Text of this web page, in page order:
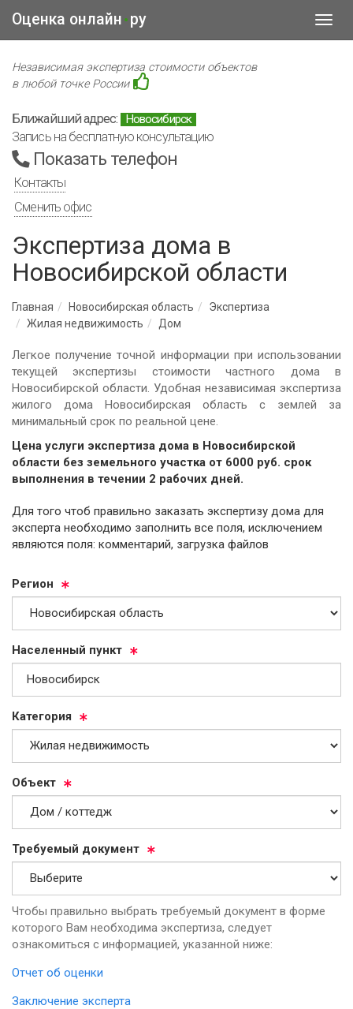
Оценка онлайн • ру
Независимая экспертиза стоимости объектов
в любой точке России
Ближайший адрес: Новосибирск
Запись на бесплатную консультацию
Показать телефон
Контакты
Сменить офис
Экспертиза дома в
Новосибирской области
Главная Новосибирская область
Экспертиза
Жилая недвижимость
Дом
Легкое получение точной информации при использовании
текущей экспертизы стоимости частного дома в
Новосибирской области. Удобная независимая экспертиза
жилого дома Новосибирская область с землей за
минимальный срок по реальной цене.
Цена услуги экспертиза дома в Новосибирской
области без земельного участка от 6000 руб. cрок
выполнения в течении 2 рабочих дней.
Для того чтоб правильно заказать экспертизу дома для
эксперта необходимо заполнить все поля, исключением
являются поля: комментарий, загрузка файлов
Ре­ги­он
На­се­лен­ный пункт
Ка­те­го­рия
Объ­ект
Тре­бу­емый до­ку­мент
Чтобы правильно выбрать требуемый документ в форме
которого Вам необходима экспертиза, следует
ознакомиться с информацией, указанной ниже:
Отчет об оценки
Заключение эксперта